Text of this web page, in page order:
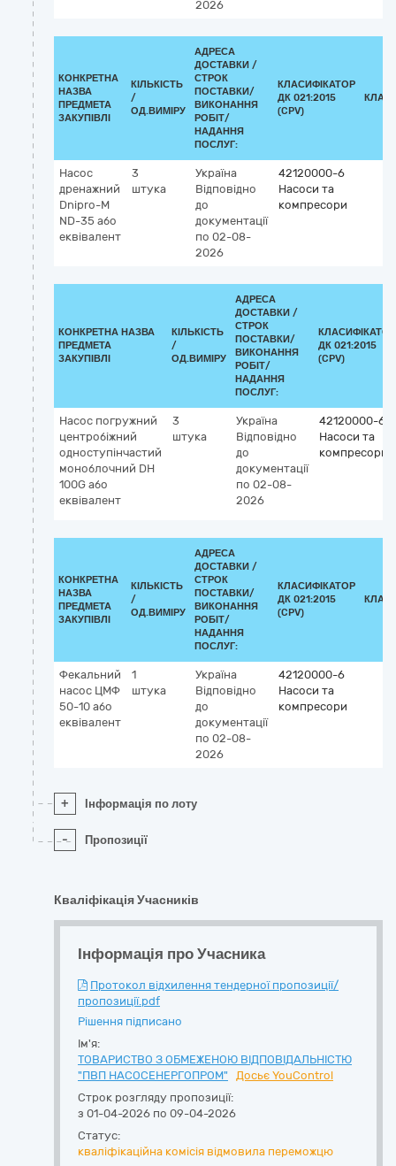
2026
КОНКРЕТНА
НАЗВА
ПРЕДМЕТА
ЗАКУПІВЛІ
КІЛЬКІСТЬ
/
ОД.ВИМІРУ
АДРЕСА
ДОСТАВКИ /
СТРОК
ПОСТАВКИ/
ВИКОНАННЯ
РОБІТ/
НАДАННЯ
ПОСЛУГ:
КЛАСИФІКАТОР
ДК 021:2015
(CPV)
Насос
дренажний
Dnipro-M
ND-35 або
еквівалент
3
штука
Україна
Відповідно
до
документації
по 02-08-
2026
42120000-6
Насоси та
компресори
КОНКРЕТНА НАЗВА
ПРЕДМЕТА
ЗАКУПІВЛІ
КІЛЬКІСТЬ
/
ОД.ВИМІРУ
АДРЕСА
ДОСТАВКИ /
СТРОК
ПОСТАВКИ/
ВИКОНАННЯ
РОБІТ/
НАДАННЯ
ПОСЛУГ:
КЛАСИФІКАТОР
ДК 021:2015
(CPV)
Насос погружний
центробіжний
одноступінчастий
моноблочний DH
100G або
еквівалент
3
штука
Україна
Відповідно
до
документації
по 02-08-
2026
42120000-6
Насоси та
компресори
КОНКРЕТНА
НАЗВА
ПРЕДМЕТА
ЗАКУПІВЛІ
КІЛЬКІСТЬ
/
ОД.ВИМІРУ
АДРЕСА
ДОСТАВКИ /
СТРОК
ПОСТАВКИ/
ВИКОНАННЯ
РОБІТ/
НАДАННЯ
ПОСЛУГ:
КЛАСИФІКАТОР
ДК 021:2015
(CPV)
Фекальний
насос ЦМФ
50-10 або
еквівалент
1
штука
Україна
Відповідно
до
документації
по 02-08-
2026
42120000-6
Насоси та
компресори
+ Інформація по лоту
- Пропозиції
Кваліфікація Учасників
Інформація про Учасника
Протокол відхилення тендерної пропозиції/
пропозиції.pdf
Рішення підписано
Ім'я:
ТОВАРИСТВО З ОБМЕЖЕНОЮ ВІДПОВІДАЛЬНІСТЮ
"ПВП НАСОСЕНЕРГОПРОМ"
Досьє YouControl
Строк розгляду пропозиції:
з 01-04-2026 по 09-04-2026
Статус:
кваліфікаційна комісія відмовила переможцю